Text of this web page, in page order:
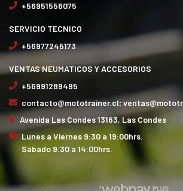
+56951556075
SERVICIO TECNICO
+56977245173
VENTAS NEUMATICOS Y ACCESORIOS
+56991289495
contacto@mototrainer.cl;
Avenida Las Condes 13163, Las Condes
Lunes a Viernes 9:30 a 19:00hrs.
Sábado 9:30 a 14:00hrs.